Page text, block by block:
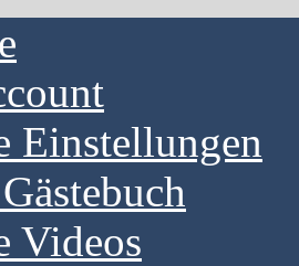
Einstellungen
Videos